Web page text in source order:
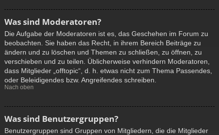
Was sind Moderatoren?
Die Aufgabe der Moderatoren ist es, das Geschehen im Forum zu
beobachten. Sie haben das Recht, in ihrem Bereich Beiträge zu
ändern und zu löschen und Themen zu schließen, zu öffnen, zu
verschieben und zu teilen. Üblicherweise verhindern Moderatoren,
dass Mitglieder „offtopic“, d. h. etwas nicht zum Thema Passendes,
oder Beleidigendes bzw. Angreifendes schreiben.
Nach oben
Was sind Benutzergruppen?
Benutzergruppen sind Gruppen von Mitgliedern, die die Mitglieder